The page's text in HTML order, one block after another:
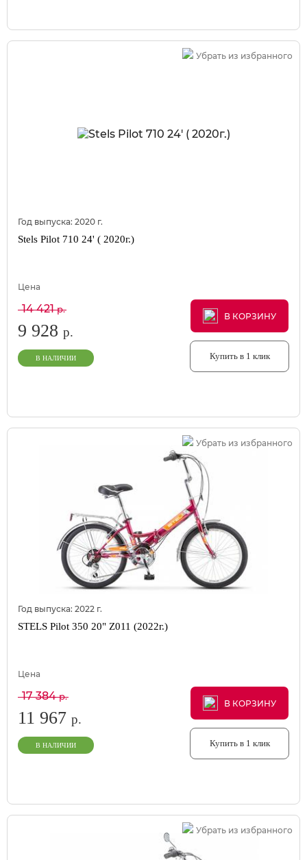
Убрать из избранного
Год выпуска: 2020 г.
Stels Pilot 710 24' ( 2020г.)
Цена
14 421р.
9 928 р.
В НАЛИЧИИ
В КОРЗИНУ
В КОРЗИНУ
В КОРЗИНУ
Купить в 1 клик
Убрать из избранного
Год выпуска: 2022 г.
STELS Pilot 350 20" Z011 (2022г.)
Цена
17 384р.
11 967 р.
В НАЛИЧИИ
В КОРЗИНУ
В КОРЗИНУ
В КОРЗИНУ
Купить в 1 клик
Убрать из избранного